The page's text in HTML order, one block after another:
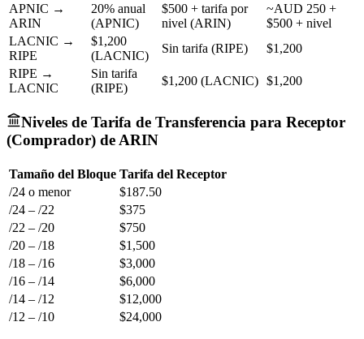
APNIC →
ARIN
20% anual
(APNIC)
$500 + tarifa por
nivel (ARIN)
~AUD 250 +
$500 + nivel
LACNIC →
RIPE
$1,200
(LACNIC)
Sin tarifa (RIPE)
$1,200
RIPE →
LACNIC
Sin tarifa
(RIPE)
$1,200 (LACNIC) $1,200
Niveles de Tarifa de Transferencia para Receptor
(Comprador) de ARIN
Tamaño del Bloque Tarifa del Receptor
/24 o menor
$187.50
/24 – /22
$375
/22 – /20
$750
/20 – /18
$1,500
/18 – /16
$3,000
/16 – /14
$6,000
/14 – /12
$12,000
/12 – /10
$24,000